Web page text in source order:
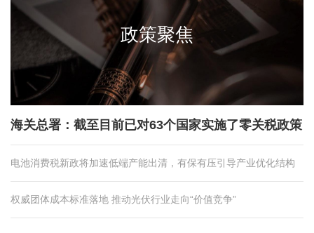
政策聚焦
海关总署：截至目前已对63个国家实施了零关税政策
电池消费税新政将加速低端产能出清，有保有压引导产业优化结构
权威团体成本标准落地 推动光伏行业走向“价值竞争”